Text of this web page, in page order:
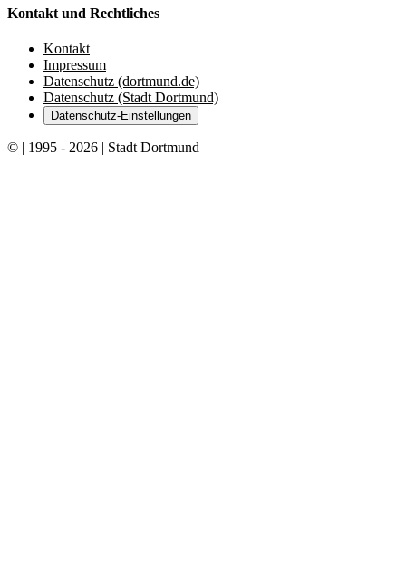
Kontakt und Rechtliches
Kontakt
Impressum
Datenschutz (dortmund.de)
Datenschutz (Stadt Dortmund)
Datenschutz-Einstellungen
© | 1995 - 2026 | Stadt Dortmund